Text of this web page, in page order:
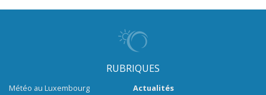
RUBRIQUES
Météo au Luxembourg
Actualités